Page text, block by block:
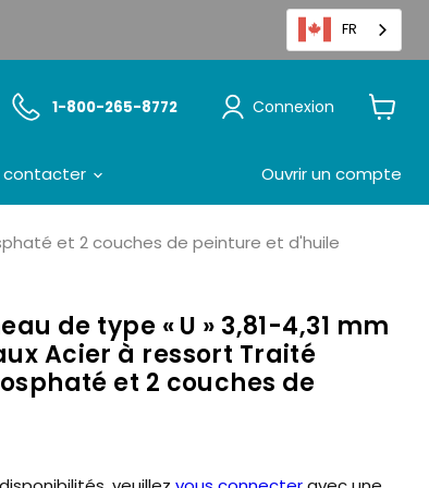
FR
1-800-265-8772 Connexion
panier
contacter Ouvrir un compte
et 2 couches de peinture et d'huile
de type « U » 3,81-4,31 mm
Acier à ressort Traité
et 2 couches de